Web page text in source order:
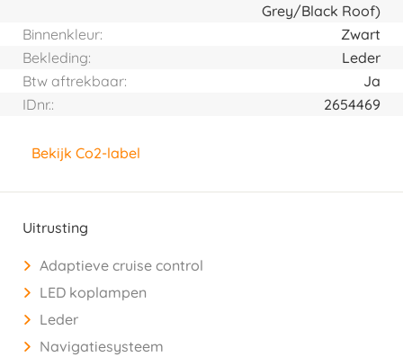
Grey/Black Roof)
Binnenkleur:
Zwart
Bekleding:
Leder
Btw aftrekbaar:
Ja
IDnr.:
2654469
Bekijk Co2-label
Uitrusting
Adaptieve cruise control
LED koplampen
Leder
Navigatiesysteem